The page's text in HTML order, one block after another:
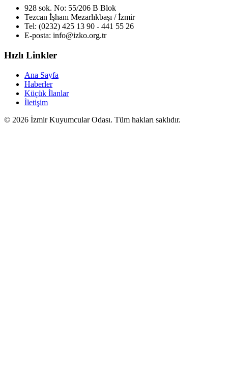
928 sok. No: 55/206 B Blok
Tezcan İşhanı Mezarlıkbaşı / İzmir
Tel: (0232) 425 13 90 - 441 55 26
E-posta: info@izko.org.tr
Hızlı Linkler
Ana Sayfa
Haberler
Küçük İlanlar
İletişim
© 2026 İzmir Kuyumcular Odası. Tüm hakları saklıdır.